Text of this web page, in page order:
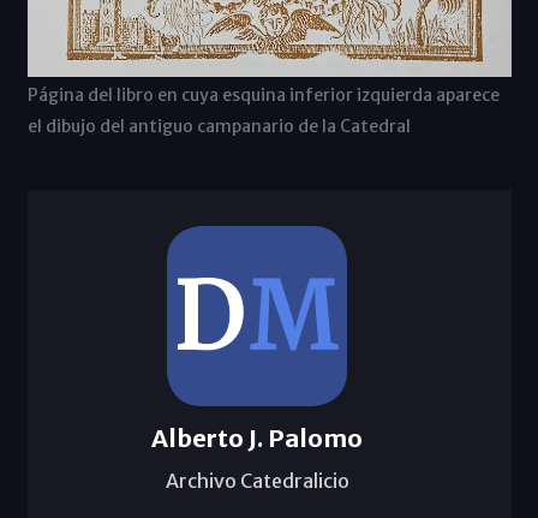
Página del libro en cuya esquina inferior izquierda aparece
el dibujo del antiguo campanario de la Catedral
Alberto J. Palomo
Archivo Catedralicio